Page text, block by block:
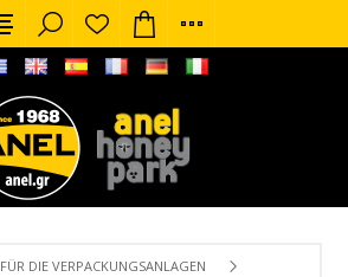
FÜR DIE VERPACKUNGSANLAGEN